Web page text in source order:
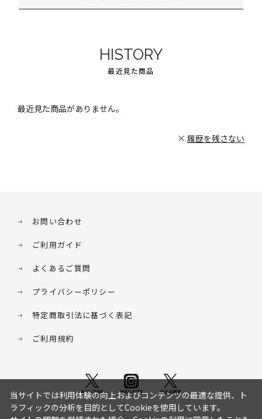
HISTORY
最近見た商品
最近見た商品がありません。
履歴を残さない
お問い合わせ
ご利用ガイド
よくあるご質問
プライバシーポリシー
特定商取引法に基づく表記
ご利用規約
当サイトでは利用体験の向上およびコンテンツの最適な提供、ト
ラフィックの分析を目的としてCookieを使用しています。